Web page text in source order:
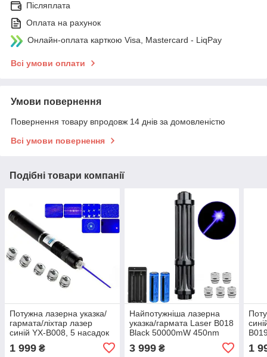
Післяплата
Оплата на рахунок
Онлайн-оплата карткою Visa, Mastercard - LiqPay
Всі умови оплати
Умови повернення
Повернення товару впродовж 14 днів за домовленістю
Всі умови повернення
Подібні товари компанії
Потужна лазерна указка/
гармата/ліхтар лазер
синій YX-B008, 5 насадок
1 999 ₴
Найпотужніша лазерна
указка/гармата Laser B018
Black 50000mW 450nm
3 999₴ 1